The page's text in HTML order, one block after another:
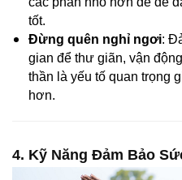
tốt.
Đừng quên nghỉ ngơi:
gian để thư giãn, vận
thần là yếu tố quan trọng
hơn.
4. Kỹ Năng Đảm Bảo